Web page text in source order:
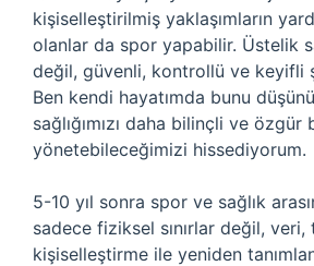
kişiselleştirilmiş yaklaşımların
olanlar da spor yapabilir. Üstelik
değil, güvenli, kontrollü ve keyifli
Ben kendi hayatımda bunu
sağlığımızı daha bilinçli ve özgür
yönetebileceğimizi hissediyorum.
5-10 yıl sonra spor ve sağlık
sadece fiziksel sınırlar değil,
kişiselleştirme ile yeniden